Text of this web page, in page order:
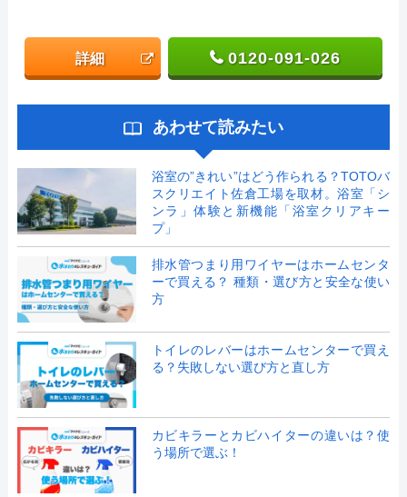
詳細 0120-091-026
あわせて読みたい
浴室の”きれい”はどう作られる？TOTOバ
スクリエイト佐倉工場を取材。浴室「シ
ンラ」体験と新機能「浴室クリアキー
プ」
排水管つまり用ワイヤーはホームセンタ
ーで買える？ 種類・選び方と安全な使い
方
トイレのレバーはホームセンターで買え
る？失敗しない選び方と直し方
カビキラーとカビハイターの違いは？使
う場所で選ぶ！